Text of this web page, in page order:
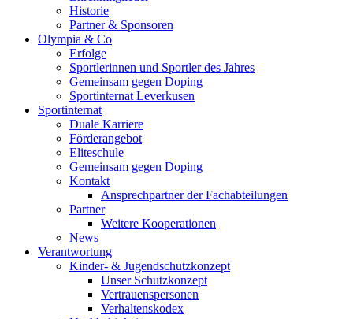
Historie
Partner & Sponsoren
Olympia & Co
Erfolge
Sportlerinnen und Sportler des Jahres
Gemeinsam gegen Doping
Sportinternat Leverkusen
Sportinternat
Duale Karriere
Förderangebot
Eliteschule
Gemeinsam gegen Doping
Kontakt
Ansprechpartner der Fachabteilungen
Partner
Weitere Kooperationen
News
Verantwortung
Kinder- & Jugendschutzkonzept
Unser Schutzkonzept
Vertrauenspersonen
Verhaltenskodex